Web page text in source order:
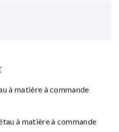
à matière à commande
à matière à commande